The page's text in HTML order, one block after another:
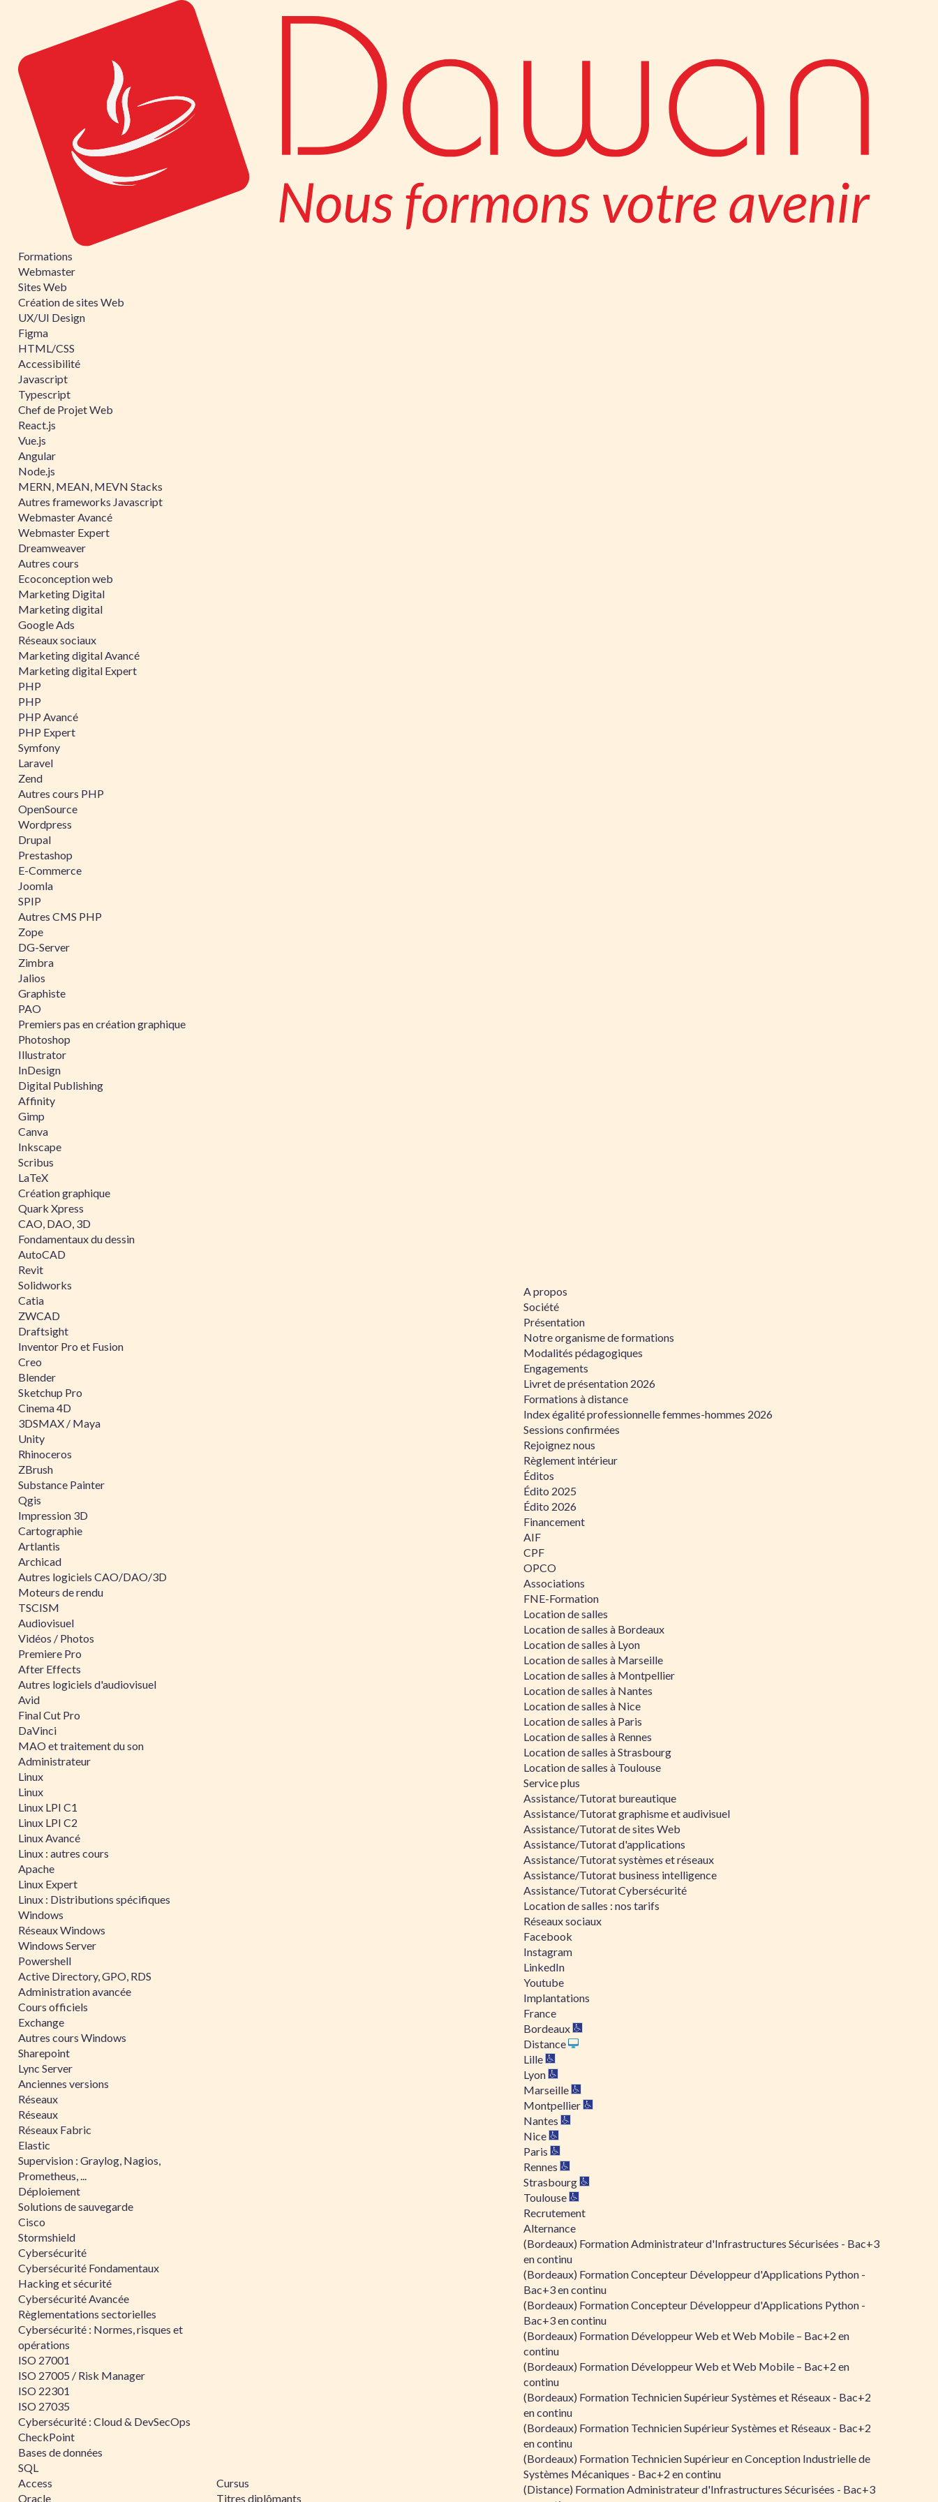
Formations
Webmaster
Sites Web
Création de sites Web
UX/UI Design
Figma
HTML/CSS
Accessibilité
Javascript
Typescript
Chef de Projet Web
React.js
Vue.js
Angular
Node.js
MERN, MEAN, MEVN Stacks
Autres frameworks Javascript
Webmaster Avancé
Webmaster Expert
Dreamweaver
Autres cours
Ecoconception web
Marketing Digital
Marketing digital
Google Ads
Réseaux sociaux
Marketing digital Avancé
Marketing digital Expert
PHP
PHP
PHP Avancé
PHP Expert
Symfony
Laravel
Zend
Autres cours PHP
OpenSource
Wordpress
Drupal
Prestashop
E-Commerce
Joomla
SPIP
Autres CMS PHP
Zope
DG-Server
Zimbra
Jalios
Graphiste
PAO
Premiers pas en création graphique
Photoshop
Illustrator
InDesign
Digital Publishing
Affinity
Gimp
Canva
Inkscape
Scribus
LaTeX
Création graphique
Quark Xpress
CAO, DAO, 3D
Fondamentaux du dessin
AutoCAD
Revit
Solidworks
Catia
ZWCAD
Draftsight
Inventor Pro et Fusion
Creo
Blender
Sketchup Pro
Cinema 4D
3DSMAX / Maya
Unity
Rhinoceros
ZBrush
Substance Painter
Qgis
Impression 3D
Cartographie
Artlantis
Archicad
Autres logiciels CAO/DAO/3D
Moteurs de rendu
TSCISM
Audiovisuel
Vidéos / Photos
Premiere Pro
After Effects
Autres logiciels d'audiovisuel
Avid
Final Cut Pro
DaVinci
MAO et traitement du son
Administrateur
Linux
Linux
Linux LPI C1
Linux LPI C2
Linux Avancé
Linux : autres cours
Apache
Linux Expert
Linux : Distributions spécifiques
Windows
Réseaux Windows
Windows Server
Powershell
Active Directory, GPO, RDS
Administration avancée
Cours officiels
Exchange
Autres cours Windows
Sharepoint
Lync Server
Anciennes versions
Réseaux
Réseaux
Réseaux Fabric
Elastic
Supervision : Graylog, Nagios,
Prometheus, ...
Déploiement
Solutions de sauvegarde
Cisco
Stormshield
Cybersécurité
Cybersécurité Fondamentaux
Hacking et sécurité
Cybersécurité Avancée
Règlementations sectorielles
Cybersécurité : Normes, risques et
opérations
ISO 27001
ISO 27005 / Risk Manager
ISO 22301
ISO 27035
Cybersécurité : Cloud & DevSecOps
CheckPoint
Bases de données
SQL
Access
Oracle
Cursus
Titres diplômants
A propos
Société
Présentation
Notre organisme de formations
Modalités pédagogiques
Engagements
Livret de présentation 2026
Formations à distance
Index égalité professionnelle femmes-hommes 2026
Sessions confirmées
Rejoignez nous
Règlement intérieur
Éditos
Édito 2025
Édito 2026
Financement
AIF
CPF
OPCO
Associations
FNE-Formation
Location de salles
Location de salles à Bordeaux
Location de salles à Lyon
Location de salles à Marseille
Location de salles à Montpellier
Location de salles à Nantes
Location de salles à Nice
Location de salles à Paris
Location de salles à Rennes
Location de salles à Strasbourg
Location de salles à Toulouse
Service plus
Assistance/Tutorat bureautique
Assistance/Tutorat graphisme et audivisuel
Assistance/Tutorat de sites Web
Assistance/Tutorat d'applications
Assistance/Tutorat systèmes et réseaux
Assistance/Tutorat business intelligence
Assistance/Tutorat Cybersécurité
Location de salles : nos tarifs
Réseaux sociaux
Facebook
Instagram
LinkedIn
Youtube
Implantations
France
Bordeaux
Distance
Lille
Lyon
Marseille
Montpellier
Nantes
Nice
Paris
Rennes
Strasbourg
Toulouse
Recrutement
Alternance
(Bordeaux) Formation Administrateur d'Infrastructures Sécurisées - Bac+3
en continu
(Bordeaux) Formation Concepteur Développeur d'Applications Python -
Bac+3 en continu
(Bordeaux) Formation Concepteur Développeur d'Applications Python -
Bac+3 en continu
(Bordeaux) Formation Développeur Web et Web Mobile – Bac+2 en
continu
(Bordeaux) Formation Développeur Web et Web Mobile – Bac+2 en
continu
(Bordeaux) Formation Technicien Supérieur Systèmes et Réseaux - Bac+2
en continu
(Bordeaux) Formation Technicien Supérieur Systèmes et Réseaux - Bac+2
en continu
(Bordeaux) Formation Technicien Supérieur en Conception Industrielle de
Systèmes Mécaniques - Bac+2 en continu
(Distance) Formation Administrateur d'Infrastructures Sécurisées - Bac+3